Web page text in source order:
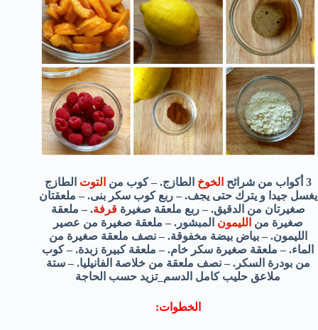
3 أكواب من شرائح الخوخ الطازج. – كوب من التوت الطازج
يغسل جيدا و يترك حتى يجف. – ربع كوب سكر بنى. – ملعقتان
صغيرتان من الدقيق. – ربع ملعقة صغيرة قرفة. – ملعقة
صغيرة من الليمون المبشور. – ملعقة صغيرة من عصير
الليمون. – بياض بيضة مخفوقة. – نصف ملعقة صغيرة من
الماء. – ملعقة صغيرة سكر خام. – ملعقة كبيرة زبدة. – كوب
من بودرة السكر. – نصف ملعقة من خلاصة الفانيليا. – ستة
ملاعق حليب كامل الدسم_تزيد حسب الحاجة
الخطوات: